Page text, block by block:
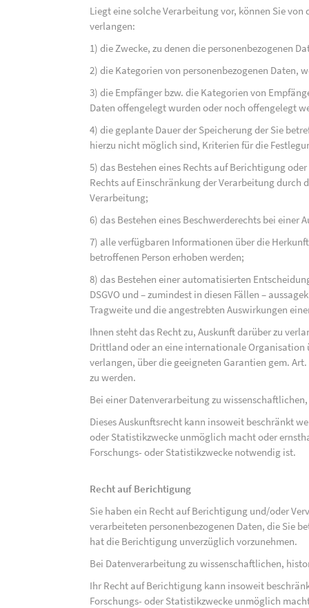
Liegt eine solche Verarbeitung vor, können Sie
verlangen:
1) die Zwecke, zu denen die personenbezogenen
2) die Kategorien von personenbezogenen Daten,
3) die Empfänger bzw. die Kategorien von
Daten offengelegt wurden oder noch offengelegt
4) die geplante Dauer der Speicherung der Sie
hierzu nicht möglich sind, Kriterien für die
5) das Bestehen eines Rechts auf Berichtigung
Rechts auf Einschränkung der Verarbeitung durch
Verarbeitung;
6) das Bestehen eines Beschwerderechts bei einer
7) alle verfügbaren Informationen über die
betroffenen Person erhoben werden;
8) das Bestehen einer automatisierten
DSGVO und – zumindest in diesen Fällen –
Tragweite und die angestrebten Auswirkungen
Ihnen steht das Recht zu, Auskunft darüber zu
Drittland oder an eine internationale Organisation
verlangen, über die geeigneten Garantien gem.
zu werden.
Bei einer Datenverarbeitung zu
Dieses Auskunftsrecht kann insoweit beschränkt
oder Statistikzwecke unmöglich macht oder
Forschungs- oder Statistikzwecke notwendig ist.
Recht auf Berichtigung
Sie haben ein Recht auf Berichtigung und/oder
verarbeiteten personenbezogenen Daten, die Sie
hat die Berichtigung unverzüglich vorzunehmen.
Bei Datenverarbeitung zu wissenschaftlichen,
Ihr Recht auf Berichtigung kann insoweit
Forschungs- oder Statistikzwecke unmöglich